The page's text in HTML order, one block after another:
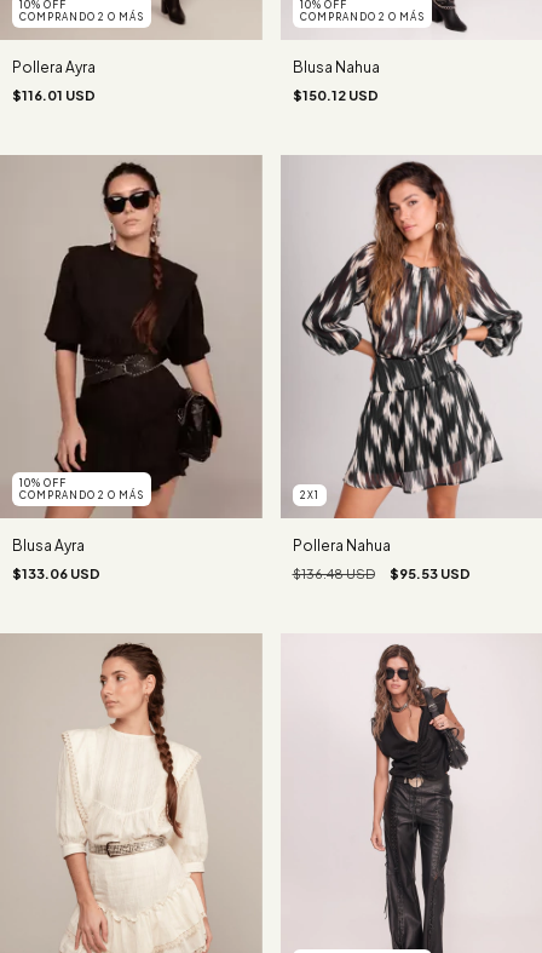
10% OFF
COMPRANDO 2 O MÁS
Pollera Ayra
$116.01 USD
10% OFF
COMPRANDO 2 O MÁS
Blusa Nahua
$150.12 USD
10% OFF
COMPRANDO 2 O MÁS
Blusa Ayra
$133.06 USD
2X1
Pollera Nahua
$136.48 USD $95.53 USD